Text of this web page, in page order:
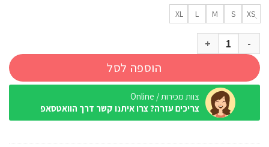
XSֻ S
M
L
XL
כמות של סט טרמי Outdoor THERMODRY שחור נשים
הוספה לסל
צוות מכירות / Online
צריכים עזרה? צרו איתנו קשר דרך הוואטסאפ